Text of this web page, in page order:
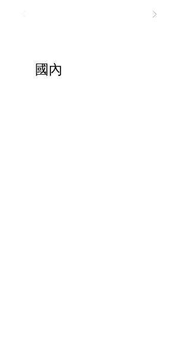
國內